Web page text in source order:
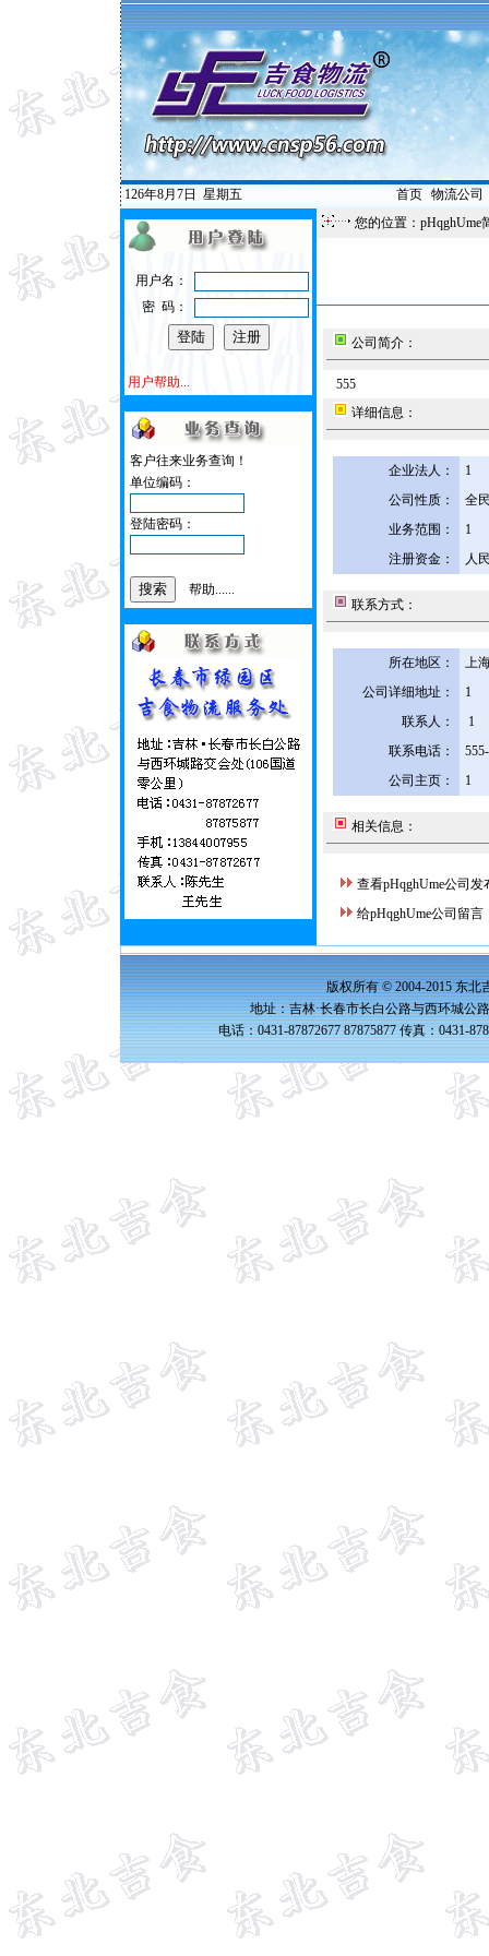
126年8月7日 星期五 首页| 物流公司
用户名：
密 码：
用户帮助...
客户往来业务查询！
单位编码：
登陆密码：
帮助......
您的位置：pHqghUme
公司简介：
555
详细信息：
企业法人：
1
公司性质：
全
业务范围：
1
注册资金：
人
联系方式：
所在地区：
上
公司详细地址：
1
联系人：
1
联系电话：
公司主页：
1
相关信息：
查看pHqghUme公司发
给pHqghUme公司留言
版权所有 © 2004-2015 东北
地址：吉林·长春市长白公路与西环城公
电话：0431-87872677 87875877 传真：0431-